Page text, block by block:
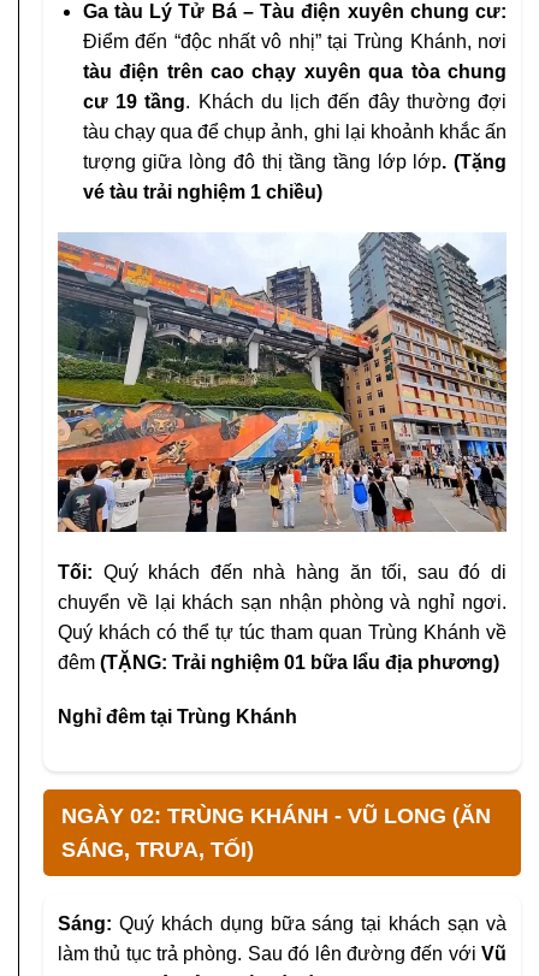
Ga tàu Lý Tử Bá – Tàu điện xuyên chung cư:
Điểm đến “độc nhất vô nhị” tại Trùng Khánh, nơi
tàu điện trên cao chạy xuyên qua tòa chung
cư 19 tầng. Khách du lịch đến đây thường đợi
tàu chạy qua để chụp ảnh, ghi lại khoảnh khắc ấn
tượng giữa lòng đô thị tầng tầng lớp lớp. (Tặng
vé tàu trải nghiệm 1 chiều)
Tối: Quý khách đến nhà hàng ăn tối, sau đó di
chuyển về lại khách sạn nhận phòng và nghỉ ngơi.
Quý khách có thể tự túc tham quan Trùng Khánh về
đêm (TẶNG: Trải nghiệm 01 bữa lẩu địa phương)
Nghỉ đêm tại Trùng Khánh
NGÀY 02: TRÙNG KHÁNH - VŨ LONG (ĂN
SÁNG, TRƯA, TỐI)
Sáng: Quý khách dụng bữa sáng tại khách sạn và
làm thủ tục trả phòng. Sau đó lên đường đến với Vũ